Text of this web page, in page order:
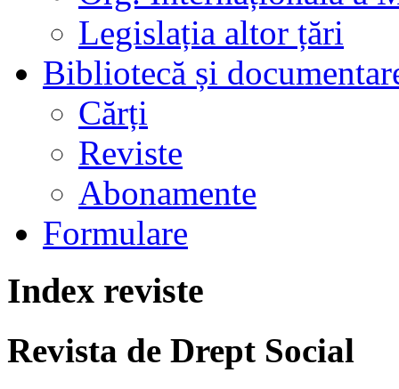
Legislația altor țări
Bibliotecă și
Cărți
Reviste
Abonamente
Formulare
Index reviste
Revista de Drept Social